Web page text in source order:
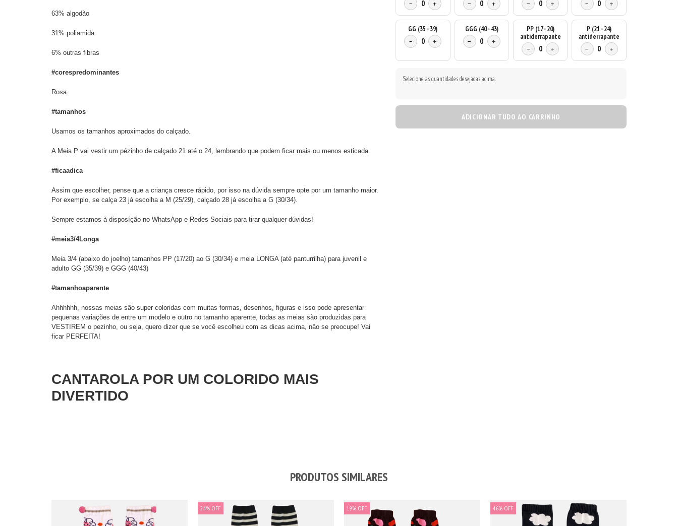
63% algodão
31% poliamida
6% outras fibras
#corespredominantes
Rosa
#tamanhos
Usamos os tamanhos aproximados do calçado.
A Meia P vai vestir um pézinho de calçado 21 até o 24, lembrando que podem ficar mais ou menos esticada.
#ficaadica
Assim que escolher, pense que a criança cresce rápido, por isso na dúvida sempre opte por um tamanho maior.
Por exemplo, se calça 23 já escolha a M (25/29), calçado 28 já escolha a G (30/34).
Sempre estamos à disposíção no WhatsApp e Redes Sociais para tirar qualquer dúvidas!
#meia3/4Longa
Meia 3/4 (abaixo do joelho) tamanhos PP (17/20) ao G (30/34) e meia LONGA (até panturrilha) para juvenil e
adulto GG (35/39) e GGG (40/43)
#tamanhoaparente
Ahhhhhh, nossas meias são super coloridas com muitas formas, desenhos, figuras e isso pode apresentar
pequenas variações de entre um modelo e outro no tamanho aparente, todas as meias são produzidas para
VESTIREM o pezinho, ou seja, quero dizer que se você escolheu com as dicas acima, não se preocupe! Vai
ficar PERFEITA!
CANTAROLA POR UM COLORIDO MAIS
DIVERTIDO
− 0 + − 0 + − 0 + − 0 +
GG (35 - 39)
− 0 +
GGG (40 - 43)
− 0 +
PP (17 - 20)
antiderrapante
− 0 +
P (21 - 24)
antiderrapante
− 0 +
Selecione as quantidades desejadas acima.
ADICIONAR TUDO AO CARRINHO
PRODUTOS SIMILARES
24% OFF 19% OFF 46% OFF